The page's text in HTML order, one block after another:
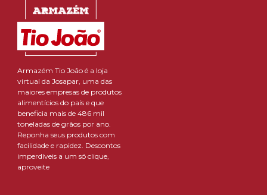
Armazém Tio João é a loja
virtual da Josapar, uma das
maiores empresas de produtos
alimentícios do país e que
beneficia mais de 486 mil
toneladas de grãos por ano.
Reponha seus produtos com
facilidade e rapidez. Descontos
imperdíveis a um só clique,
aproveite